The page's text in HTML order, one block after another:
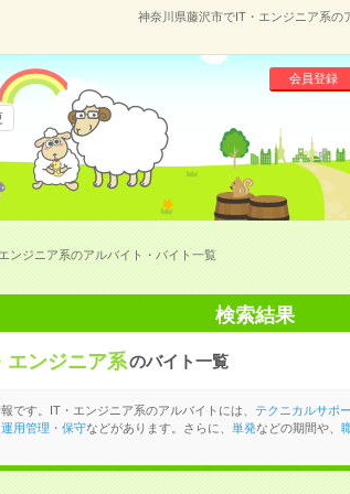
神奈川県藤沢市でIT・エンジニア系の
会員登録
ンジニア系のアルバイト・バイト一覧
検索結果
エンジニア系のバイト一覧
です。IT・エンジニア系のアルバイトには、 テクニカルサポ
運用管理・保守などがあります。さらに、 単発などの期間や、